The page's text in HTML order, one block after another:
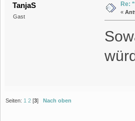
TanjaS
Gast
Re:
«
Seiten: 1 2 [3] Nach oben